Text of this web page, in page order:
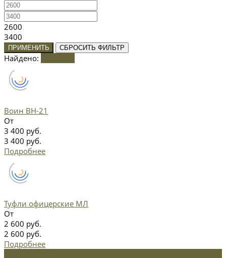
2600
3400
ПРИМЕНИТЬ СБРОСИТЬ ФИЛЬТР
Найдено:
Воин ВН-21
От
3 400 руб.
3 400 руб.
Подробнее
Туфли офицерские МЛ
От
2 600 руб.
2 600 руб.
Подробнее